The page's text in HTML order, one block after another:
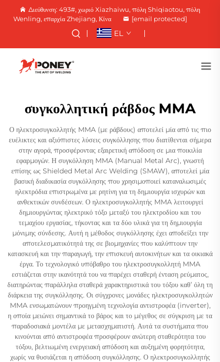
Διεύθυνση: 493#, χωριό Xiazhaiwu, πόλη Shiqiaotou, πόλη
Wenling, επαρχία Zhejiang, Κίνα
[email protected]
EL
συγκολλητική ράβδος MMA
Ο ηλεκτροσυγκολλητής MMA (με ράβδους) αποτελεί μία από τις πιο
ευέλικτες και αξιόπιστες λύσεις συγκόλλησης που διατίθενται σήμερα
στην αγορά, προσφέροντας εξαιρετική απόδοση σε μια ποικιλία
εφαρμογών. Η συγκόλληση MMA (Manual Metal Arc), γνωστή
επίσης ως Shielded Metal Arc Welding (SMAW), αποτελεί μία
βασική διαδικασία συγκόλλησης που χρησιμοποιεί καταναλωσιμές
ηλεκτρόδια επιστρωμένα με ρητίνη για τη δημιουργία ισχυρών και
ανθεκτικών συνδέσεων. Ο ηλεκτροσυγκολλητής MMA λειτουργεί
δημιουργώντας ηλεκτρικό τόξο μεταξύ του ηλεκτροδίου και του
τεμαχίου εργασίας, τήκοντας και τα δύο υλικά για τη δημιουργία
μόνιμης σύνδεσης. Αυτή η μέθοδος συγκόλλησης έχει αποδείξει την
αποτελεσματικότητά της σε βιομηχανίες που καλύπτουν την
κατασκευή και την παραγωγή, την επισκευή αυτοκινήτων και τα οικιακά
έργα. Το τεχνολογικό υπόβαθρο του ηλεκτροσυγκολλητή MMA
εστιάζεται στην ικανότητά του να παρέχει σταθερή ένταση ρεύματος,
διατηρώντας παράλληλα σταθερά χαρακτηριστικά του τόξου καθ’ όλη τη
διάρκεια της συγκόλλησης. Οι σύγχρονες μονάδες ηλεκτροσυγκολλητών
MMA ενσωματώνουν προηγμένη τεχνολογία αντιστροφέα (inverter),
η οποία μειώνει σημαντικά το βάρος και το μέγεθος σε σύγκριση με τα
παραδοσιακά μοντέλα με μετασχηματιστή. Αυτά τα συστήματα που
κινούνται από αντιστροφέα προσφέρουν ανώτερη σταθερότητα του
τόξου, βελτιωμένη ενεργειακή απόδοση και αυξημένη φορητότητα,
χωρίς να θυσιάζεται η απόδοση συγκόλλησης. Ο ηλεκτροσυγκολλητής